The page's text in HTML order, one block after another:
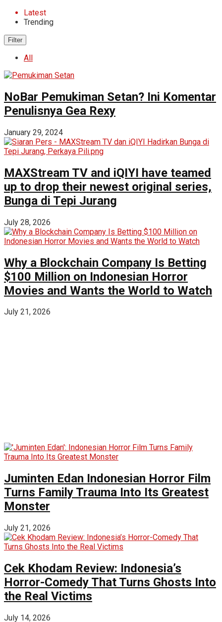
Latest
Trending
Filter
All
NoBar Pemukiman Setan? Ini Komentar
Penulisnya Gea Rexy
January 29, 2024
MAXStream TV and iQIYI have teamed
up to drop their newest original series,
Bunga di Tepi Jurang
July 28, 2026
Why a Blockchain Company Is Betting
$100 Million on Indonesian Horror
Movies and Wants the World to Watch
July 21, 2026
Juminten Edan Indonesian Horror Film
Turns Family Trauma Into Its Greatest
Monster
July 21, 2026
Cek Khodam Review: Indonesia’s
Horror-Comedy That Turns Ghosts Into
the Real Victims
July 14, 2026